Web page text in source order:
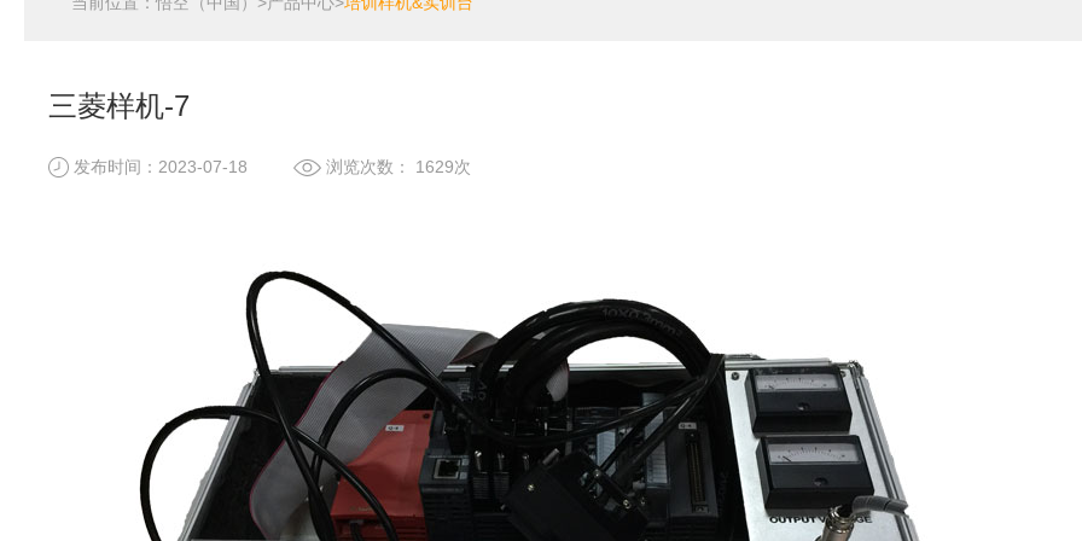
三菱样机-7
发布时间：2023-07-18 浏览次数： 1629次